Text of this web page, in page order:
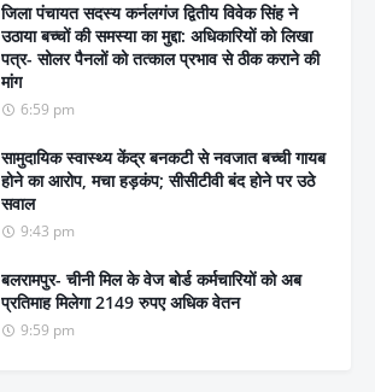
जिला पंचायत सदस्य कर्नलगंज द्वितीय विवेक सिंह ने
उठाया बच्चों की समस्या का मुद्दा: अधिकारियों को लिखा
पत्र- सोलर पैनलों को तत्काल प्रभाव से ठीक कराने की
मांग
6:59 pm
सामुदायिक स्वास्थ्य केंद्र बनकटी से नवजात बच्ची गायब
होने का आरोप, मचा हड़कंप; सीसीटीवी बंद होने पर उठे
सवाल
9:43 pm
बलरामपुर- चीनी मिल के वेज बोर्ड कर्मचारियों को अब
प्रतिमाह मिलेगा 2149 रुपए अधिक वेतन
9:59 pm